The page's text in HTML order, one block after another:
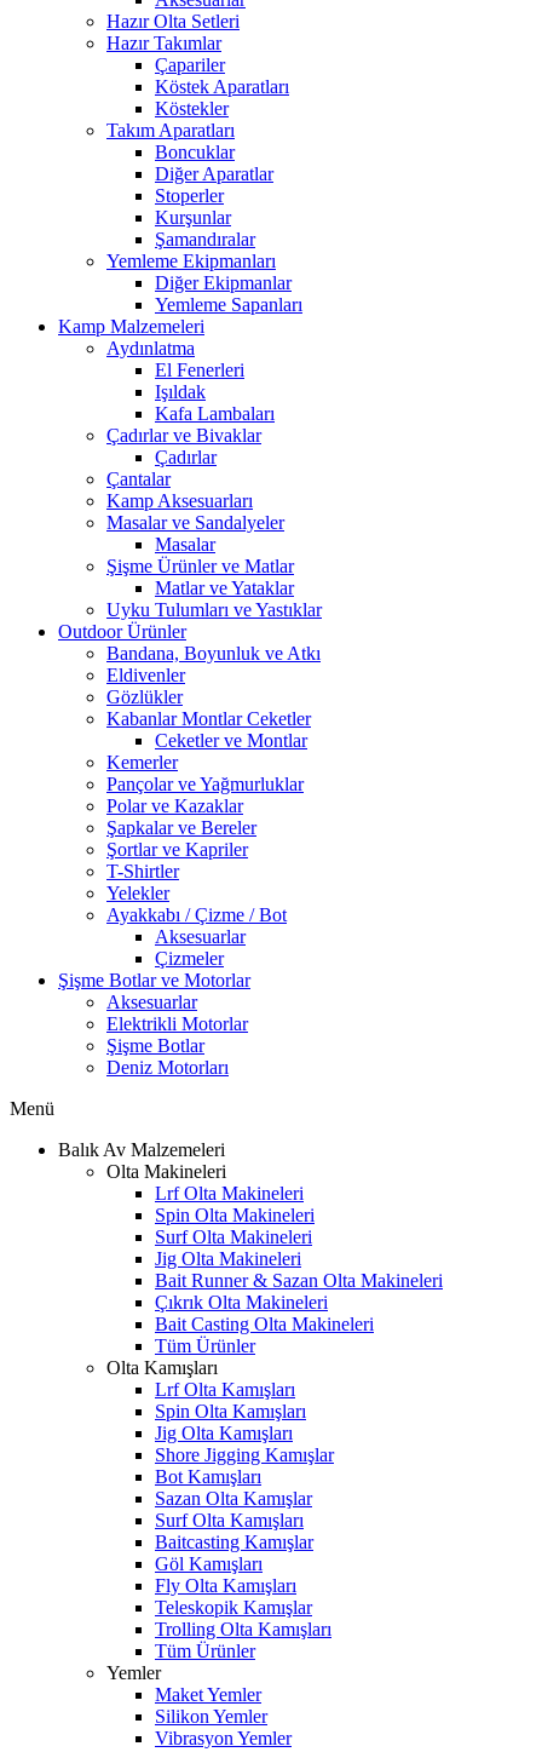
Hazır Olta Setleri
Hazır Takımlar
Çapariler
Köstek Aparatları
Köstekler
Takım Aparatları
Boncuklar
Diğer Aparatlar
Stoperler
Kurşunlar
Şamandıralar
Yemleme Ekipmanları
Diğer Ekipmanlar
Yemleme Sapanları
Kamp Malzemeleri
Aydınlatma
El Fenerleri
Işıldak
Kafa Lambaları
Çadırlar ve Bivaklar
Çadırlar
Çantalar
Kamp Aksesuarları
Masalar ve Sandalyeler
Masalar
Şişme Ürünler ve Matlar
Matlar ve Yataklar
Uyku Tulumları ve Yastıklar
Outdoor Ürünler
Bandana, Boyunluk ve Atkı
Eldivenler
Gözlükler
Kabanlar Montlar Ceketler
Ceketler ve Montlar
Kemerler
Pançolar ve Yağmurluklar
Polar ve Kazaklar
Şapkalar ve Bereler
Şortlar ve Kapriler
T-Shirtler
Yelekler
Ayakkabı / Çizme / Bot
Aksesuarlar
Çizmeler
Şişme Botlar ve Motorlar
Aksesuarlar
Elektrikli Motorlar
Şişme Botlar
Deniz Motorları
Menü
Balık Av Malzemeleri
Olta Makineleri
Lrf Olta Makineleri
Spin Olta Makineleri
Surf Olta Makineleri
Jig Olta Makineleri
Bait Runner & Sazan Olta Makineleri
Çıkrık Olta Makineleri
Bait Casting Olta Makineleri
Tüm Ürünler
Olta Kamışları
Lrf Olta Kamışları
Spin Olta Kamışları
Jig Olta Kamışları
Shore Jigging Kamışlar
Bot Kamışları
Sazan Olta Kamışlar
Surf Olta Kamışları
Baitcasting Kamışlar
Göl Kamışları
Fly Olta Kamışları
Teleskopik Kamışlar
Trolling Olta Kamışları
Tüm Ürünler
Yemler
Maket Yemler
Silikon Yemler
Vibrasyon Yemler